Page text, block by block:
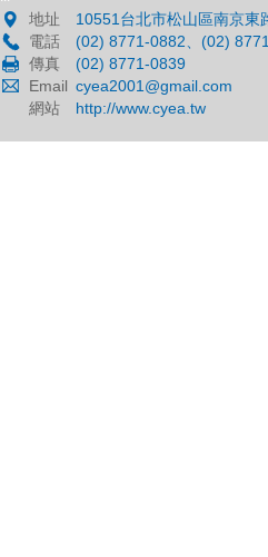
地址
10551台北市松山區南京
電話
(02) 8771-0882、(02)
傳真
(02) 8771-0839
Email cyea2001@gmail.com
網站
http://www.cyea.tw